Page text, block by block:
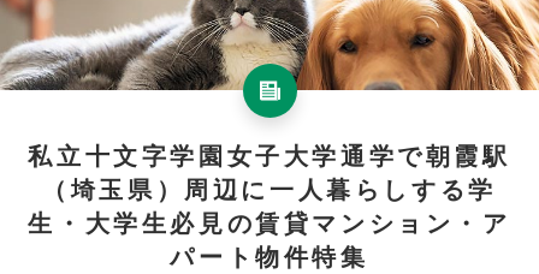
私立十文字学園女子大学通学で朝霞駅
（埼玉県）周辺に一人暮らしする学
生・大学生必見の賃貸マンション・ア
パート物件特集